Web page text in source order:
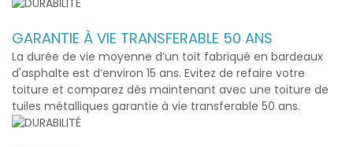
GARANTIE À VIE TRANSFERABLE 50 ANS
La durée de vie moyenne d’un toit fabriqué en bardeaux
d'asphalte est d’environ 15 ans. Evitez de refaire votre
toiture et comparez dès maintenant avec une toiture de
tuiles métalliques garantie à vie transferable 50 ans.